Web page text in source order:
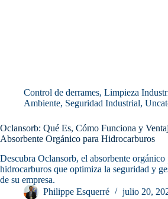
Control de derrames, Limpieza
Ambiente, Seguridad Industrial,
Oclansorb: Qué Es, Cómo Funciona y
Absorbente Orgánico para Hidrocarburos
Descubra Oclansorb, el absorbente orgánico
hidrocarburos que optimiza la seguridad y
de su empresa.
Philippe Esquerré
julio 20,